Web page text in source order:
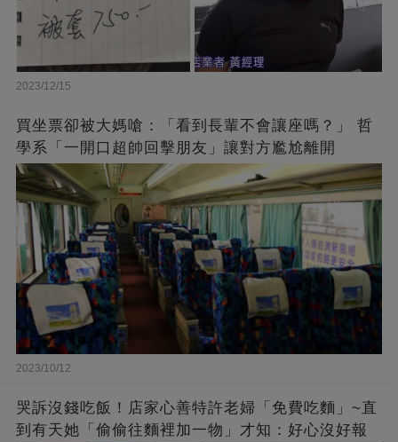
2023/12/15
買坐票卻被大媽嗆：「看到長輩不會讓座嗎？」 哲
學系「一開口超帥回擊朋友」讓對方尷尬離開
2023/10/12
哭訴沒錢吃飯！店家心善特許老婦「免費吃麵」~直
到有天她「偷偷往麵裡加一物」才知：好心沒好報